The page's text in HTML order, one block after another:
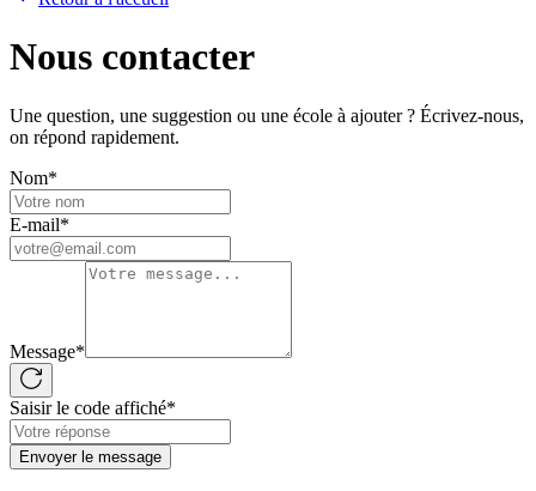
Nous contacter
Une question, une suggestion ou une école à ajouter ? Écrivez-nous,
on répond rapidement.
Nom*
E-mail*
Message*
Saisir le code affiché*
Envoyer le message